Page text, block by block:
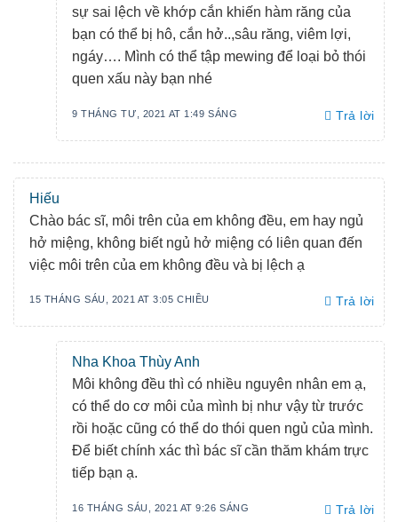
sự sai lệch về khớp cắn khiến hàm răng của
bạn có thể bị hô, cắn hở..,sâu răng, viêm lợi,
ngáy…. Mình có thể tập mewing để loại bỏ thói
quen xấu này bạn nhé
9 THÁNG TƯ, 2021 AT 1:49 SÁNG Trả lời
Hiếu
Chào bác sĩ, môi trên của em không đều, em hay ngủ
hở miệng, không biết ngủ hở miệng có liên quan đến
việc môi trên của em không đều và bị lệch ạ
15 THÁNG SÁU, 2021 AT 3:05 CHIỀU Trả lời
Nha Khoa Thùy Anh
Môi không đều thì có nhiều nguyên nhân em ạ,
có thể do cơ môi của mình bị như vậy từ trước
rồi hoặc cũng có thể do thói quen ngủ của mình.
Để biết chính xác thì bác sĩ cần thăm khám trực
tiếp bạn ạ.
16 THÁNG SÁU, 2021 AT 9:26 SÁNG Trả lời